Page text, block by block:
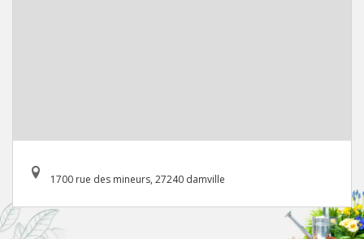
1700 rue des mineurs, 27240 damville